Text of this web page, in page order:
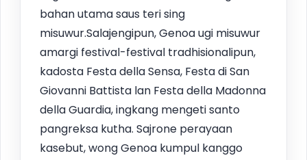
bahan utama saus teri sing
misuwur.Salajengipun, Genoa ugi misuwur
amargi festival-festival tradhisionalipun,
kadosta Festa della Sensa, Festa di San
Giovanni Battista lan Festa della Madonna
della Guardia, ingkang mengeti santo
pangreksa kutha. Sajrone perayaan
kasebut, wong Genoa kumpul kanggo